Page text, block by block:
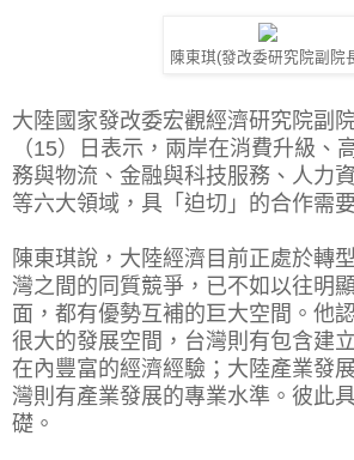
陳東琪(發改委研究院副院
大陸國家發改委宏觀經濟研究院副
（15）日表示，兩岸在消費升級、
務與物流、金融與科技服務、人力
等六大領域，具「迫切」的合作需要
陳東琪說，大陸經濟目前正處於轉
灣之間的同質競爭，已不如以往明
面，都有優勢互補的巨大空間。他
很大的發展空間，台灣則有包含建
在內豐富的經濟經驗；大陸產業發
灣則有產業發展的專業水準。彼此
礎。